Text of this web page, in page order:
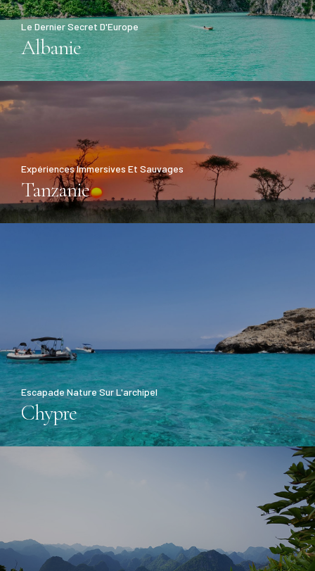
Le Dernier Secret D'Europe
Albanie
Expériences Immersives Et Sauvages
Tanzanie
Escapade Nature Sur L'archipel
Chypre